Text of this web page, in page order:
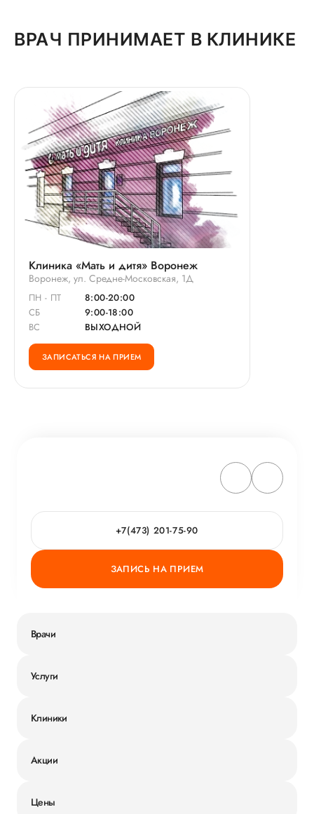
ВРАЧ ПРИНИМАЕТ В КЛИНИКЕ
Клиника «Мать и дитя» Воронеж
Воронеж, ул. Средне-Московская, 1Д
ПН - ПТ
8:00-20:00
СБ
9:00-18:00
ВС
ВЫХОДНОЙ
ЗАПИСАТЬСЯ НА ПРИЕМ
+7(473) 201-75-90
ЗАПИСЬ НА ПРИЕМ
Врачи
Услуги
Клиники
Акции
Цены